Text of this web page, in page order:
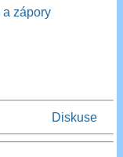
a zápory
Diskuse